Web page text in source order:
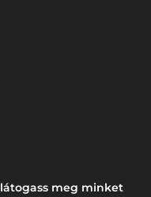
látogass meg minket